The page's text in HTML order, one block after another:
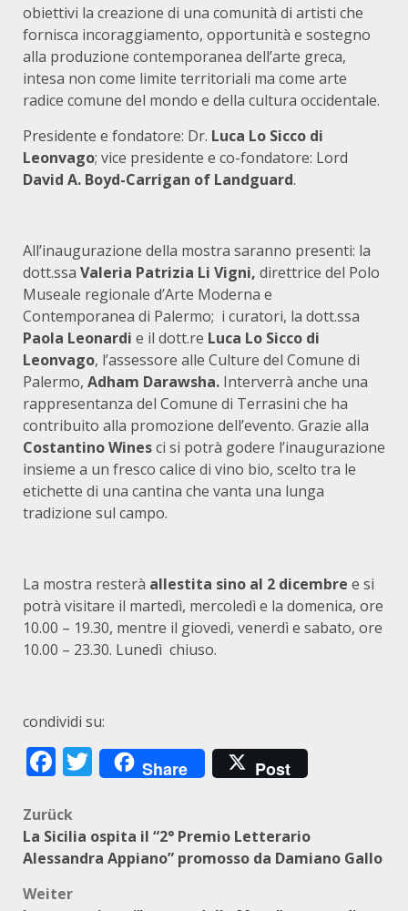
obiettivi la creazione di una comunità di artisti che
fornisca incoraggiamento, opportunità e sostegno
alla produzione contemporanea dell’arte greca,
intesa non come limite territoriali ma come arte
radice comune del mondo e della cultura occidentale.
Presidente e fondatore: Dr. Luca Lo Sicco di
Leonvago; vice presidente e co-fondatore: Lord
David A. Boyd-Carrigan of Landguard.
All’inaugurazione della mostra saranno presenti: la
dott.ssa Valeria Patrizia Li Vigni, direttrice del Polo
Museale regionale d’Arte Moderna e
Contemporanea di Palermo; i curatori, la dott.ssa
Paola Leonardi e il dott.re Luca Lo Sicco di
Leonvago, l’assessore alle Culture del Comune di
Palermo, Adham Darawsha. Interverrà anche una
rappresentanza del Comune di Terrasini che ha
contribuito alla promozione dell’evento. Grazie alla
Costantino Winesci si potrà godere l’inaugurazione
insieme a un fresco calice di vino bio, scelto tra le
etichette di una cantina che vanta una lunga
tradizione sul campo.
La mostra resterà allestita sino al 2 dicembre e si
potrà visitare il martedì, mercoledì e la domenica, ore
10.00 – 19.30, mentre il giovedì, venerdì e sabato, ore
10.00 – 23.30. Lunedì chiuso.
condividi su:
Facebook
Twitter
Share Post
Beitragsnavigation
Zurück
La Sicilia ospita il “2° Premio Letterario
Alessandra Appiano” promosso da Damiano Gallo
Weiter